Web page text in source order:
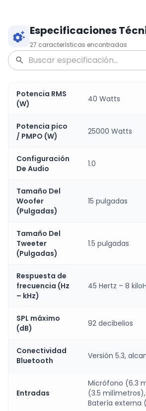
Especificaciones
27 características encontradas
Potencia RMS
(W)
40 Watts
Potencia pico
/ PMPO (W)
25000 Watts
Configuración
De Audio
1.0
Tamaño Del
Woofer
(Pulgadas)
15 pulgadas
Tamaño Del
Tweeter
(Pulgadas)
1.5 pulgadas
Respuesta de
frecuencia (Hz
– kHz)
45 Hertz – 8
SPL máximo
(dB)
92 decibelios
Conectividad
Bluetooth
Versión 5.3,
Entradas
Micrófono (6.3
(3.5 milímetros),
Batería externa